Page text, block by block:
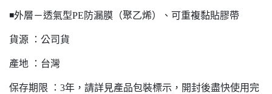
◾️外層－透氣型PE防漏膜（聚乙烯）、可重複黏貼膠帶
貨源 ：公司貨
產地 ：台灣
保存期限 ：3年，請詳見產品包裝標示，開封後盡快使用完